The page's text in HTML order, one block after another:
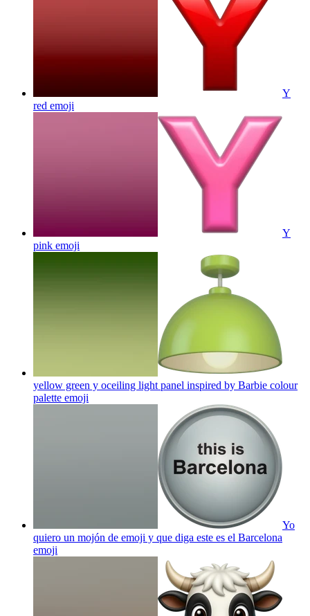
Y
red emoji
Y
pink emoji
yellow green y oceiling light panel inspired by Barbie colour
palette emoji
Yo
quiero un mojón de emoji y que diga este es el Barcelona
emoji